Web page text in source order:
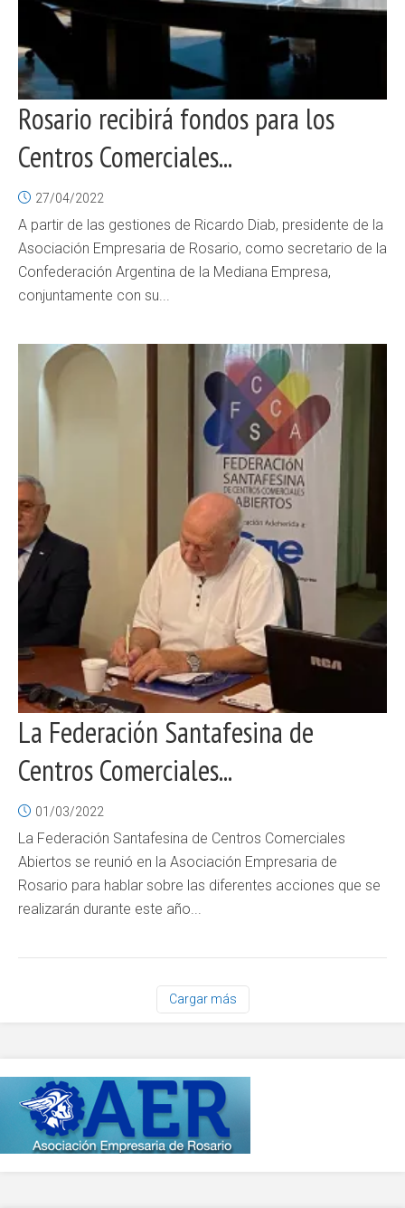
Rosario recibirá fondos para los
Centros Comerciales...
27/04/2022
A partir de las gestiones de Ricardo Diab, presidente de la
Asociación Empresaria de Rosario, como secretario de la
Confederación Argentina de la Mediana Empresa,
conjuntamente con su...
La Federación Santafesina de
Centros Comerciales...
01/03/2022
La Federación Santafesina de Centros Comerciales
Abiertos se reunió en la Asociación Empresaria de
Rosario para hablar sobre las diferentes acciones que se
realizarán durante este año...
Cargar más